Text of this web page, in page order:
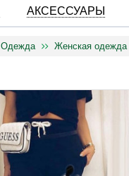
АКСЕССУАРЫ
Одежда Женская одежда